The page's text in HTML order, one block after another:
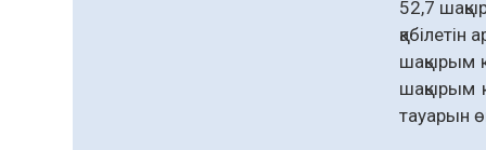
52,7
шақырым
шақырым
тауарын